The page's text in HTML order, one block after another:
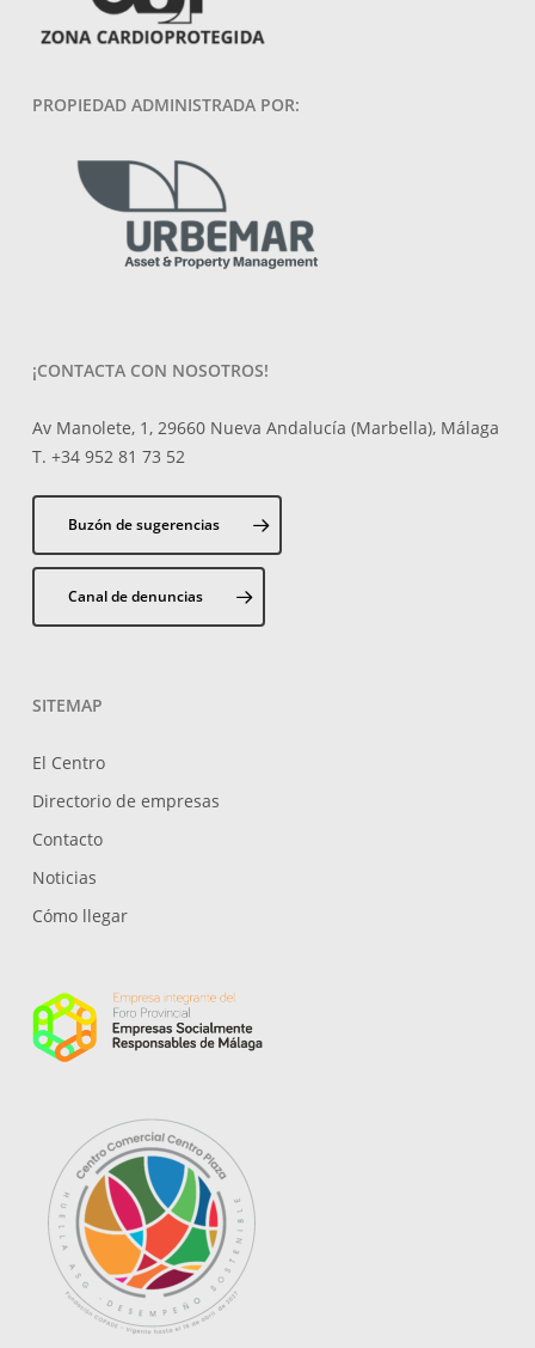
PROPIEDAD ADMINISTRADA POR:
¡CONTACTA CON NOSOTROS!
Av Manolete, 1, 29660 Nueva Andalucía (Marbella), Málaga
T. +34 952 81 73 52
Buzón de sugerencias
Canal de denuncias
SITEMAP
El Centro
Directorio de empresas
Contacto
Noticias
Cómo llegar